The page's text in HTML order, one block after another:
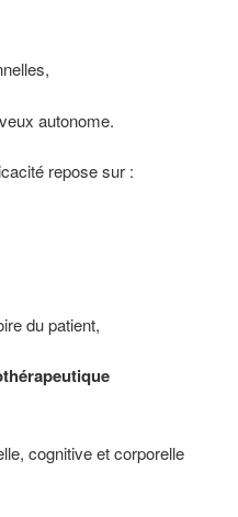
autonome.
repose sur :
du patient,
cognitive et corporelle